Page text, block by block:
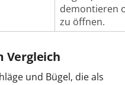
demontieren
zu öffnen.
Vergleich
und Bügel, die als